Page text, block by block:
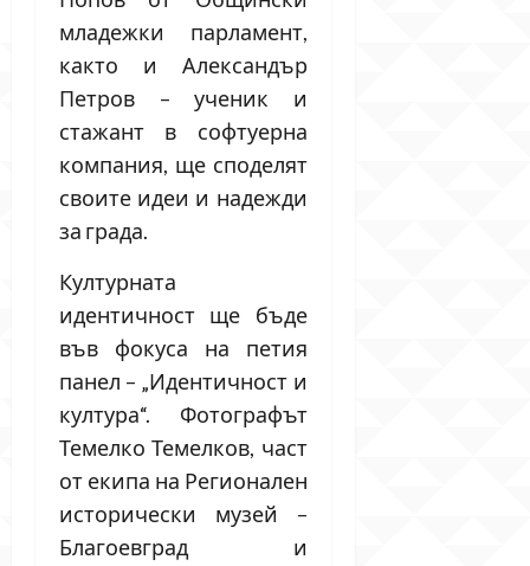
младежки парламент,
както и Александър
Петров – ученик и
стажант в софтуерна
компания, ще споделят
своите идеи и надежди
за града.
Културната
идентичност ще бъде
във фокуса на петия
панел – „Идентичност и
култура“. Фотографът
Темелко Темелков, част
от екипа на Регионален
исторически музей –
Благоевград и